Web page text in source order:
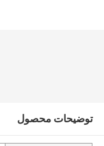
توضیحات محصول